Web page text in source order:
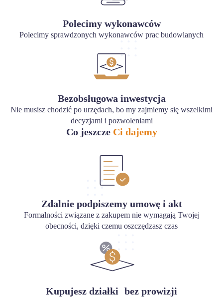
Polecimy wykonawców
Polecimy sprawdzonych wykonawców prac budowlanych
Bezobsługowa inwestycja
Nie musisz chodzić po urzędach, bo my zajmiemy się wszelkimi
decyzjami i pozwoleniami
Co jeszcze Ci dajemy
Zdalnie podpiszemy umowę i akt
Formalności związane z zakupem nie wymagają Twojej
obecności, dzięki czemu oszczędzasz czas
Kupujesz działki bez prowizji